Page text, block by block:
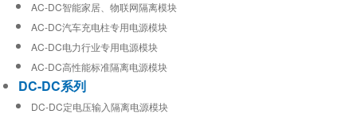
AC-DC智能家居、物联网隔离模块
AC-DC汽车充电柱专用电源模块
AC-DC电力行业专用电源模块
AC-DC高性能标准隔离电源模块
DC-DC系列
DC-DC定电压输入隔离电源模块